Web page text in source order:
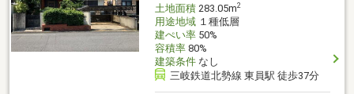
土地面積283.05m2
用途地域１種低層
建ぺい率50%
容積率80%
建築条件なし
三岐鉄道北勢線 東員駅 徒歩37分